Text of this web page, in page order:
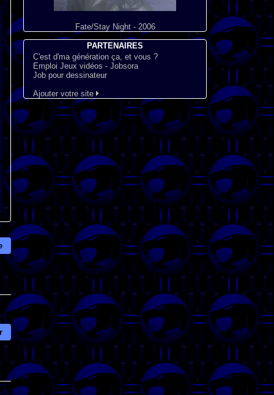
Fate/Stay Night - 2006
PARTENAIRES
C'est d'ma génération ça, et vous ?
Emploi Jeux vidéos - Jobsora
Job pour dessinateur
Ajouter votre site